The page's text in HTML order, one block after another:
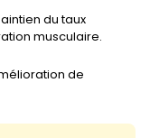
du taux
musculaire.
de